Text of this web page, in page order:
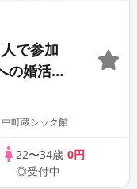
で参加
の婚活パ
町蔵シック館
22〜34歳 0円
◎受付中